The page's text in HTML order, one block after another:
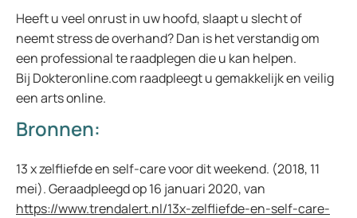
Heeft u veel onrust in uw hoofd, slaapt u slecht of
neemt stress de overhand? Dan is het verstandig om
een professional te raadplegen die u kan helpen.
Bij Dokteronline.com raadpleegt u gemakkelijk en veilig
een arts online.
Bronnen:
13 x zelfliefde en self-care voor dit weekend. (2018, 11
mei). Geraadpleegd op 16 januari 2020, van
https://www.trendalert.nl/13x-zelfliefde-en-self-care-